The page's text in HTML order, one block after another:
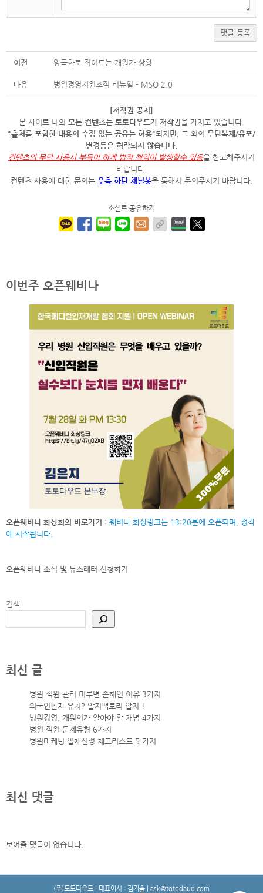
댓글 등록
이전 양극화로 접어드는 개원가 상황
다음 병원경영지원조직 리뉴얼 - MSO 2.0
[저작권 공지]
본 사이트 내의 모든 컨텐츠는 토토다우드가 저작권을 가지고 있습니다.
"출처를 포함한 내용의 수정 없는 공유는 허용"되지만, 그 외의 무단복제/유포/
변경등은 허락되지 않습니다.
컨텐츠의 무단 사용시 부득이 하게 법적 책임이 발생할수 있음을 참고해주시기
바랍니다.
컨텐츠 사용에 대한 문의는 우측 하단 채널봇을 통해서 문의주시기 바랍니다.
소셜로 공유하기
이번주 오픈웨비나
오픈웨비나 화상회의 바로가기 : 웨비나 화상링크는 13:20분에 오픈되며, 정각
에 시작됩니다.
오픈웨비나 소식 및 뉴스레터 신청하기
검색
최신 글
병원 직원 관리 미루면 손해인 이유 3가지
외국인환자 유치? 알지팩토리 알지 !
병원경영, 개원의가 알아야 할 개념 4가지
병원 직원 문제유형 6가지
병원마케팅 업체선정 체크리스트 5 가지
최신 댓글
보여줄 댓글이 없습니다.
(주)토토다우드 | 대표이사 : 김기출 | ask@totodaud.com